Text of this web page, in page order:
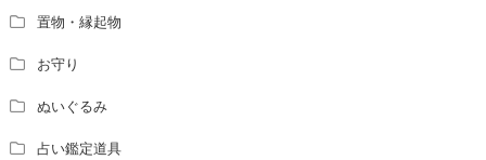
置物・縁起物
お守り
ぬいぐるみ
占い鑑定道具